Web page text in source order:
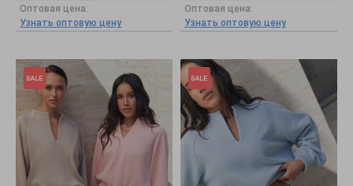
Оптовая цена:
Узнать оптовую цену
Оптовая цена:
Узнать оптовую цену